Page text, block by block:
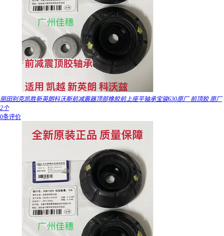
丽田别克凯胜新英朗科沃斯前减震器顶部橡胶前上座平轴承宝骏630原厂 前顶胶 原厂
2个
0条评价